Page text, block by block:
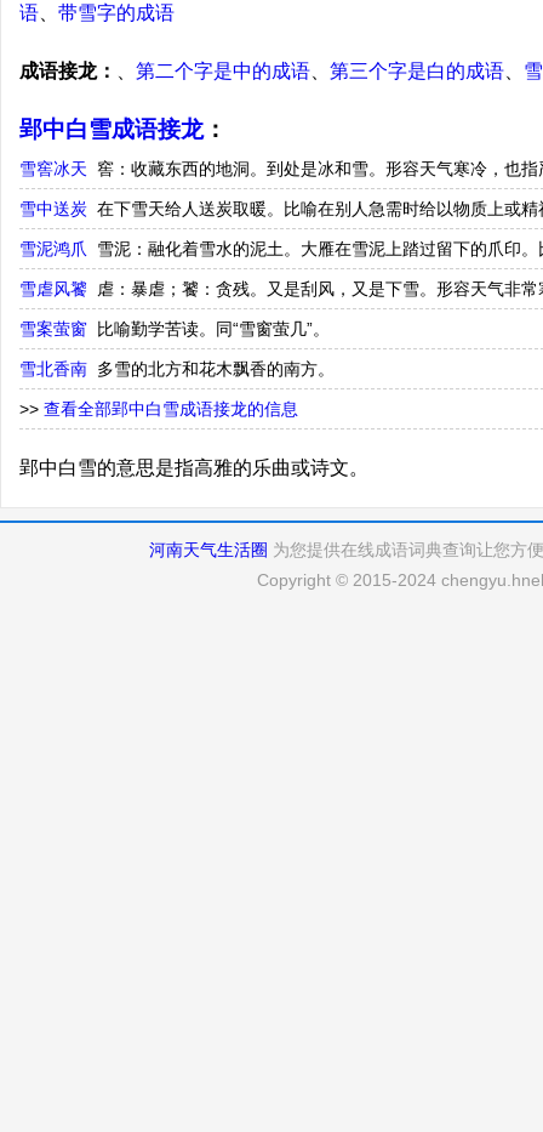
语
带雪字的成语
成语接龙： 第二个字是中的成语 第三个字是白的成语
郢中白雪成语接龙：
雪窖冰天 窖：收藏东西的地洞。到处是冰和雪。形容天气寒冷，也指
雪中送炭 在下雪天给人送炭取暖。比喻在别人急需时给以物质上或
雪泥鸿爪 雪泥：融化着雪水的泥土。大雁在雪泥上踏过留下的爪印
雪虐风饕 虐：暴虐；饕：贪残。又是刮风，又是下雪。形容天气非常
雪案萤窗 比喻勤学苦读。同“雪窗萤几”。
雪北香南 多雪的北方和花木飘香的南方。
>> 查看全部郢中白雪成语接龙的信息
郢中白雪的意思是指高雅的乐曲或诗文。
河南天气生活圈 为您提供在线成语词典查询让您方
Copyright © 2015-2024